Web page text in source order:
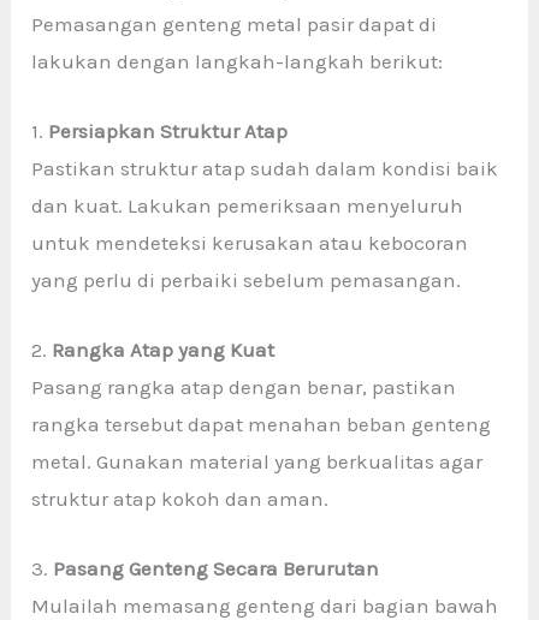
Pemasangan genteng metal pasir dapat di
lakukan dengan langkah-langkah berikut:
1. Persiapkan Struktur Atap
Pastikan struktur atap sudah dalam kondisi baik
dan kuat. Lakukan pemeriksaan menyeluruh
untuk mendeteksi kerusakan atau kebocoran
yang perlu di perbaiki sebelum pemasangan.
2. Rangka Atap yang Kuat
Pasang rangka atap dengan benar, pastikan
rangka tersebut dapat menahan beban genteng
metal. Gunakan material yang berkualitas agar
struktur atap kokoh dan aman.
3. Pasang Genteng Secara Berurutan
Mulailah memasang genteng dari bagian bawah